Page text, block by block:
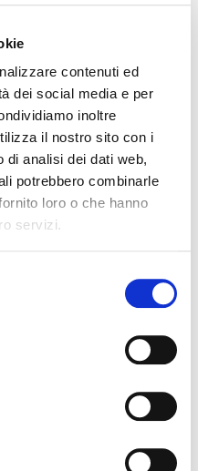
contenuti ed
dei social media e per
inoltre
il nostro sito con i
di analisi dei dati web,
potrebbero combinarle
loro o che hanno
servizi.
DI
CESSATO CHE INTENDA
DALLA
INADEMPIENTE DEI
ed omessa diagnosi
CASA FAMILIARE
E ARRICCHIMENTO
RIBADISCE IL CRITERIO
CREDITO